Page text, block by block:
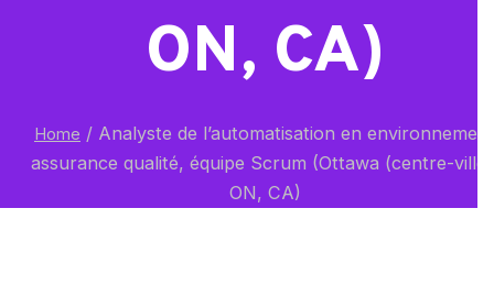
ON, CA)
Home / Analyste de l’automatisation en environnement
assurance qualité, équipe Scrum (Ottawa (centre-
ON, CA)